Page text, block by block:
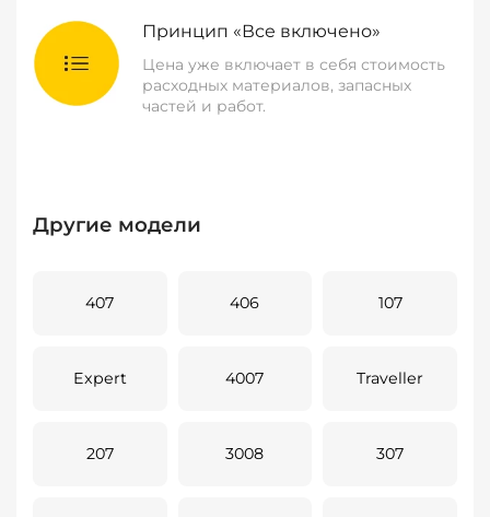
Принцип «Все включено»
Цена уже включает в себя стоимость
расходных материалов, запасных
частей и работ.
Другие модели
407 406 107
Expert 4007 Traveller
207 3008 307